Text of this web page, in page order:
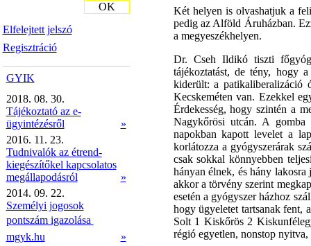
Elfelejtett jelszó
Regisztráció
OK
GYIK
2018. 08. 30.
Tájékoztató az e-
ügyintézésről
»
2016. 11. 23.
Tudnivalók az étrend-
kiegészítőkel kapcsolatos
megállapodásról
»
2014. 09. 22.
Személyi jogosok
pontszám igazolása 
mgyk.hu
»
Két helyen is olvashatjuk a
pedig az Alföld Áruházban.
a megyeszékhelyen.
Dr. Cseh Ildikó tiszti
tájékoztatást, de tény, hogy
kiderült: a patikaliberalizáció
Kecskeméten van. Ezekkel
Érdekesség, hogy szintén a
Nagykőrösi utcán. A gomba
napokban kapott levelet a
korlátozza a gyógyszerárak
csak sokkal könnyebben
hányan élnek, és hány
akkor a törvény szerint
esetén a gyógyszer házhoz
hogy ügyeletet tartsanak fent,
Solt 1 Kiskőrös 2
régió egyetlen, nonstop nyitva,